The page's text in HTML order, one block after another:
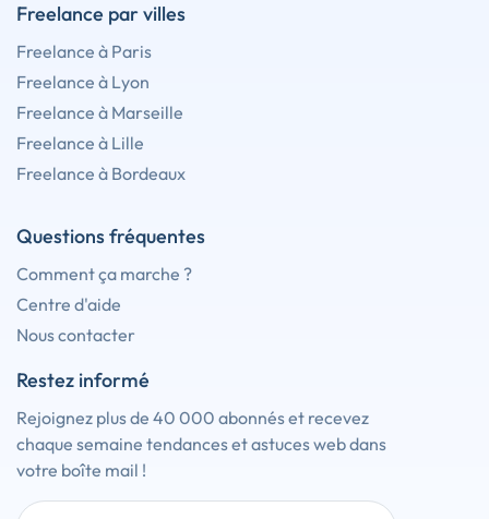
Freelance par villes
Freelance à Paris
Freelance à Lyon
Freelance à Marseille
Freelance à Lille
Freelance à Bordeaux
Questions fréquentes
Comment ça marche ?
Centre d'aide
Nous contacter
Restez informé
Rejoignez plus de 40 000 abonnés et recevez
chaque semaine tendances et astuces web dans
votre boîte mail !